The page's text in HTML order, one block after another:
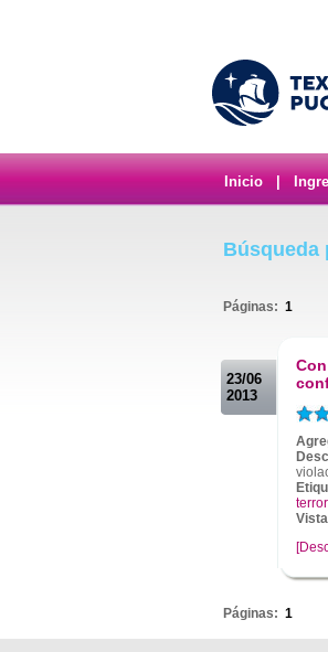
Inicio
Búsqueda
Páginas: 1
23/06
2013
terror
Páginas: 1